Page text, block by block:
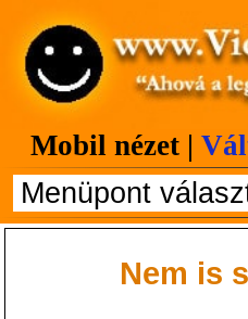
Mobil nézet |
Nem is